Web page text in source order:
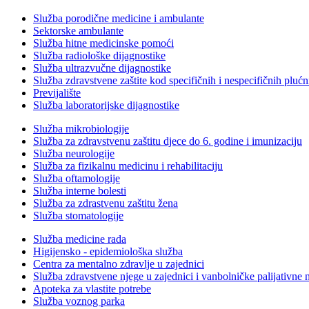
Služba porodične medicine i ambulante
Sektorske ambulante
Služba hitne medicinske pomoći
Služba radiološke dijagnostike
Služba ultrazvučne dijagnostike
Služba zdravstvene zaštite kod specifičnih i nespecifičnih
Previjalište
Služba laboratorijske dijagnostike
Služba mikrobiologije
Služba za zdravstvenu zaštitu djece do 6. godine i imunizaciju
Služba neurologije
Služba za fizikalnu medicinu i rehabilitaciju
Služba oftamologije
Služba interne bolesti
Služba za zdrastvenu zaštitu žena
Služba stomatologije
Služba medicine rada
Higijensko - epidemiološka služba
Centra za mentalno zdravlje u zajednici
Služba zdravstvene njege u zajednici i vanbolničke palijativne
Apoteka za vlastite potrebe
Služba voznog parka